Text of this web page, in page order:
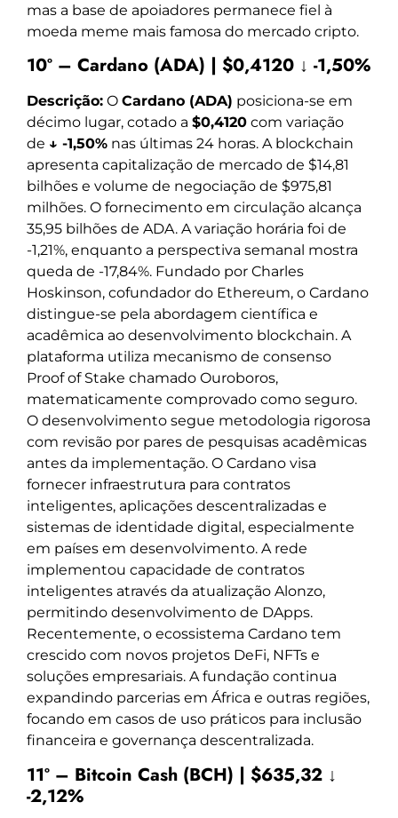
mas a base de apoiadores permanece fiel à
moeda meme mais famosa do mercado cripto.
10º – Cardano (ADA) | $0,4120 ↓ -1,50%
Descrição: O Cardano (ADA) posiciona-se em
décimo lugar, cotado a $0,4120 com variação
de ↓ -1,50% nas últimas 24 horas. A blockchain
apresenta capitalização de mercado de $14,81
bilhões e volume de negociação de $975,81
milhões. O fornecimento em circulação alcança
35,95 bilhões de ADA. A variação horária foi de
-1,21%, enquanto a perspectiva semanal mostra
queda de -17,84%. Fundado por Charles
Hoskinson, cofundador do Ethereum, o Cardano
distingue-se pela abordagem científica e
acadêmica ao desenvolvimento blockchain. A
plataforma utiliza mecanismo de consenso
Proof of Stake chamado Ouroboros,
matematicamente comprovado como seguro.
O desenvolvimento segue metodologia rigorosa
com revisão por pares de pesquisas acadêmicas
antes da implementação. O Cardano visa
fornecer infraestrutura para contratos
inteligentes, aplicações descentralizadas e
sistemas de identidade digital, especialmente
em países em desenvolvimento. A rede
implementou capacidade de contratos
inteligentes através da atualização Alonzo,
permitindo desenvolvimento de DApps.
Recentemente, o ecossistema Cardano tem
crescido com novos projetos DeFi, NFTs e
soluções empresariais. A fundação continua
expandindo parcerias em África e outras regiões,
focando em casos de uso práticos para inclusão
financeira e governança descentralizada.
11º – Bitcoin Cash (BCH) | $635,32 ↓
-2,12%